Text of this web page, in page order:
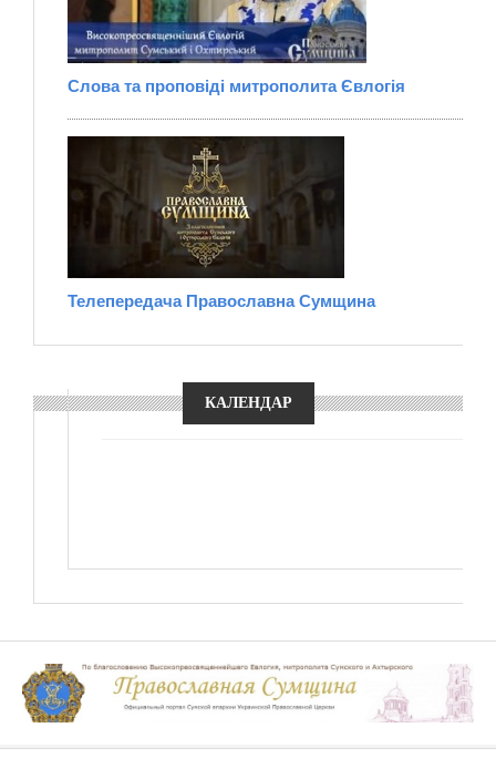
Слова та проповіді митрополита Євлогія
Телепередача Православна Сумщина
КАЛЕНДАР